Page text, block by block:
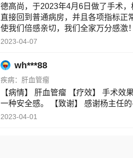
德高尚，于2023年4月6日做了手术
直接回到普通病房，并且各项指标正
使我们倍感亲切，我们全家万分感激
2023-04-07
wh***88
疾病： 肝血管瘤
【病情】 肝血管瘤 【疗效】 手术
一种安全感。 【致谢】 感谢杨主任
2023-04-01